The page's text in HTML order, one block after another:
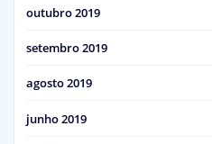
outubro 2019
setembro 2019
agosto 2019
junho 2019